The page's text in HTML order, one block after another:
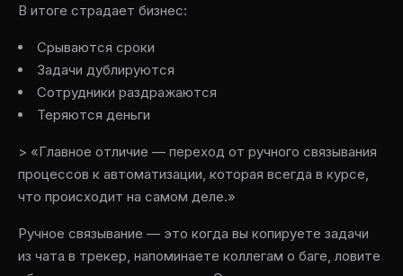
В итоге страдает бизнес:
Срываются сроки
Задачи дублируются
Сотрудники раздражаются
Теряются деньги
> «Главное отличие — переход от ручного связывания
процессов к автоматизации, которая всегда в курсе,
что происходит на самом деле.»
Ручное связывание — это когда вы копируете задачи
из чата в трекер, напоминаете коллегам о баге, ловите